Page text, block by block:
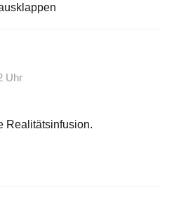
Uhr
Realitätsinfusion.